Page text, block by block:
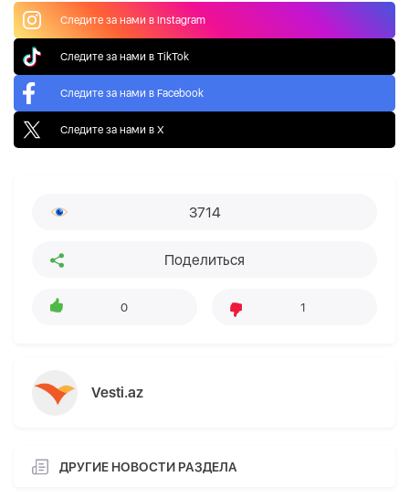
Следите за нами в Instagram
Следите за нами в TikTok
Следите за нами в Facebook
Следите за нами в X
3714
Поделиться
0 1
Vesti.az
ДРУГИЕ НОВОСТИ РАЗДЕЛА